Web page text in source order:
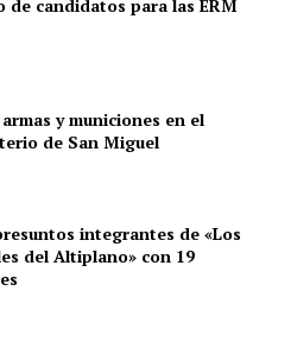
de candidatos para las ERM
y municiones en el
de San Miguel
integrantes de «Los
del Altiplano» con 19